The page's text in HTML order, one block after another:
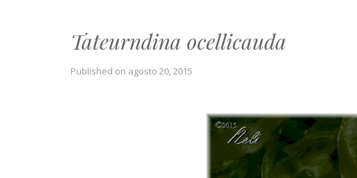
Tateurndina ocellicauda
Published on agosto 20, 2015